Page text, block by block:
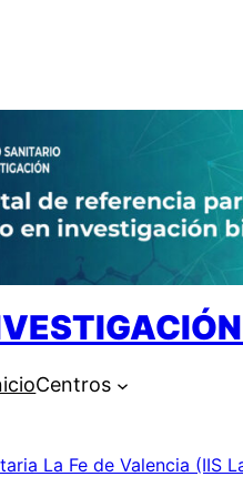
Centros
La Fe de Valencia (IIS